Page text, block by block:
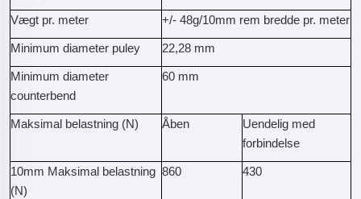
Vægt pr. meter +/- 48g/10mm rem bredde pr. meter
Minimum diameter puley 22,28 mm
Minimum diameter
counterbend
60 mm
Maksimal belastning (N) Åben
Uendelig med
forbindelse
10mm Maksimal belastning
(N)
860 430